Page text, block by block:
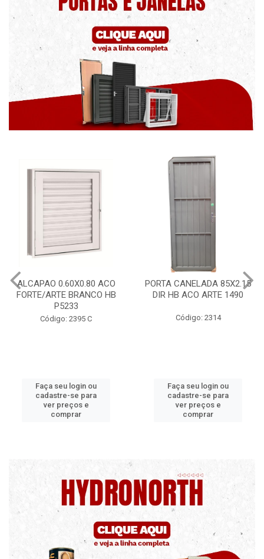
PORTA CANELADA 85X2.15
DIR HB ACO ARTE 1490
Código: 2314
Faça seu login ou
cadastre-se para
ver preços e
PORTA LAMINADA
DIR POP/MIX HB
Código: 2340
Faça seu login ou
cadastre-se para
ver preços e